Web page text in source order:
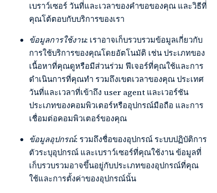
เบราว์เซอร์ วันที่และเวลาของคำขอของคุณ และวิธีที่
คุณโต้ตอบกับบริการของเรา
ข้อมูลการใช้งาน: เราอาจเก็บรวบรวมข้อมูลเกี่ยวกับ
การใช้บริการของคุณโดยอัตโนมัติ เช่น ประเภทของ
เนื้อหาที่คุณดูหรือมีส่วนร่วม ฟีเจอร์ที่คุณใช้และการ
ดำเนินการที่คุณทำ รวมถึงเขตเวลาของคุณ ประเทศ
วันที่และเวลาที่เข้าถึง user agent และเวอร์ชัน
ประเภทของคอมพิวเตอร์หรืออุปกรณ์มือถือ และการ
เชื่อมต่อคอมพิวเตอร์ของคุณ
ข้อมูลอุปกรณ์: รวมถึงชื่อของอุปกรณ์ ระบบปฏิบัติการ
ตัวระบุอุปกรณ์ และเบราว์เซอร์ที่คุณใช้งาน ข้อมูลที่
เก็บรวบรวมอาจขึ้นอยู่กับประเภทของอุปกรณ์ที่คุณ
ใช้และการตั้งค่าของอุปกรณ์นั้น